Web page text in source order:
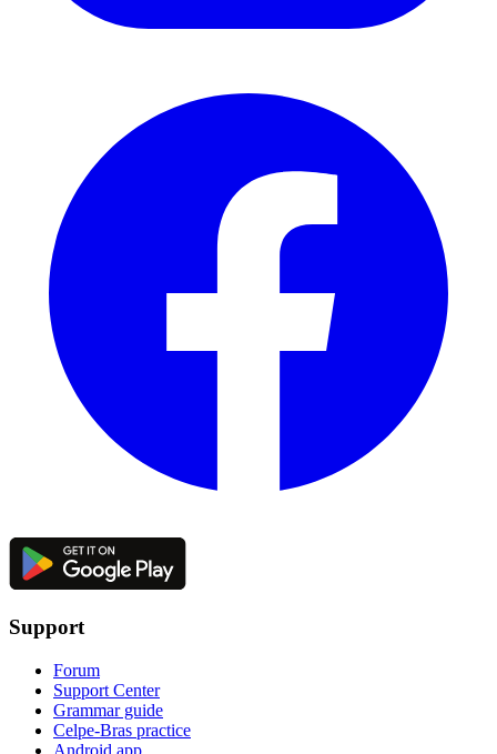
Support
Forum
Support Center
Grammar guide
Celpe-Bras practice
Android app